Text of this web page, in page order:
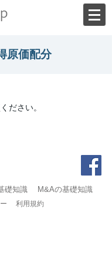
原価配分
ださい。
礎知識 M&Aの基礎知識
利用規約